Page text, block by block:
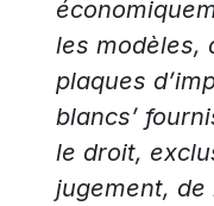
les modèles,
plaques
blancs’
le droit,
jugement, de